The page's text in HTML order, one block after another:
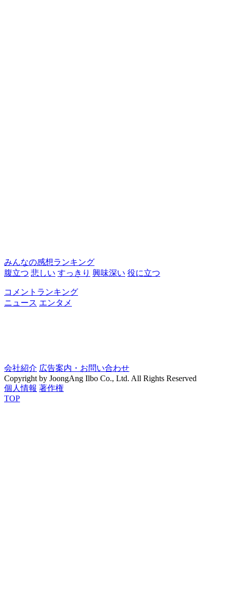
みんなの感想ランキング
腹立つ 悲しい すっきり 興味深い 役に立つ
コメントランキング
ニュース エンタメ
会社紹介 広告案内・お問い合わせ
Copyright by JoongAng Ilbo Co., Ltd. All Rights Reserved
個人情報 著作権
TOP